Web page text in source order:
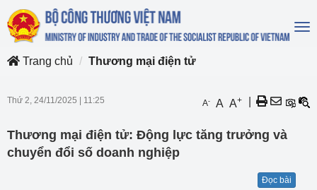
Trang chủ
Thương mại điện tử
Thứ 2, 24/11/2025 11:25 A- A A+
Thương mại điện tử: Động lực tăng trưởng và
chuyển đổi số doanh nghiệp
Đọc bài